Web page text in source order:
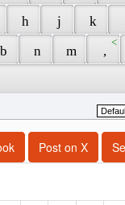
h j k
b n m ,
<
Post on X